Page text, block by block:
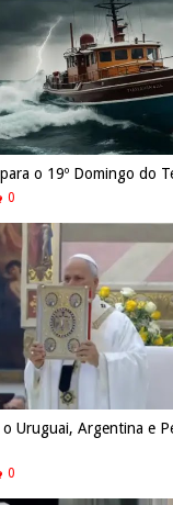
o 19º Domingo do
0
o Uruguai, Argentina e
0